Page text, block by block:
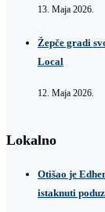
13. Maja 2026.
Žepče gradi
Local
12. Maja 2026.
Lokalno
Otišao je
istaknuti